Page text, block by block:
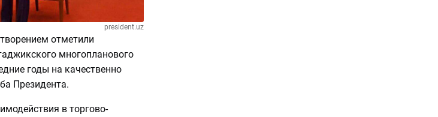
president.uz
отметили
многопланового
годы на качественно
Президента.
в торгово-